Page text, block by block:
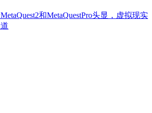
和MetaQuestPro头显，虚拟现实